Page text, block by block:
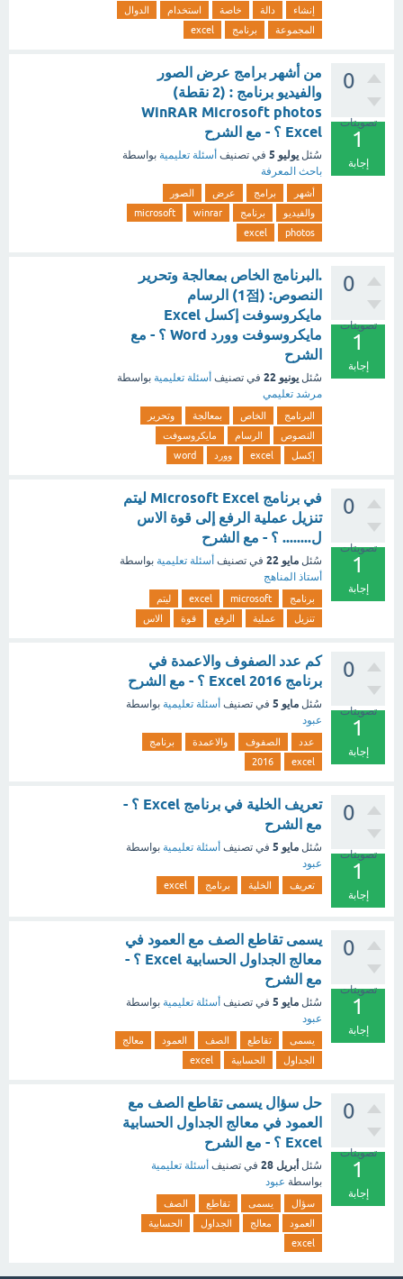
إنشاء
دالة خاصة استخدام
الدوال
المجموعة
برنامج excel
0
تصويتات
1
إجابة
من أشهر برامج عرض الصور
والفيديو برنامج : (2 نقطة)
WinRAR Microsoft photos
Excel ؟ - مع الشرح
سُئل يوليو 5 في تصنيف أسئلة تعليمية بواسطة
باحث المعرفة
أشهر برامج عرض
الصور
والفيديو
برنامج winrar
microsoft
photos
excel
0
تصويتات
1
إجابة
.البرنامج الخاص بمعالجة وتحرير
النصوص: (1점) الرسام
مايكروسوفت إكسل Excel
مايكروسوفت وورد Word ؟ - مع
الشرح
سُئل يونيو 22 في تصنيف أسئلة تعليمية بواسطة
مرشد تعليمي
البرنامج الخاص بمعالجة
وتحرير
النصوص
الرسام
مايكروسوفت
إكسل
excel وورد word
0
تصويتات
1
إجابة
في برنامج Microsoft Excel ليتم
تنزيل عملية الرفع إلى قوة الاس
ل........ ؟ - مع الشرح
سُئل مايو 22 في تصنيف أسئلة تعليمية بواسطة
أستاذ المناهج
برنامج microsoft
excel
ليتم
تنزيل
عملية الرفع قوة الاس
0
تصويتات
1
إجابة
كم عدد الصفوف والاعمدة في
برنامج Excel 2016 ؟ - مع الشرح
سُئل مايو 5 في تصنيف أسئلة تعليمية بواسطة
عبود
عدد الصفوف والاعمدة
برنامج
excel
2016
0
تصويتات
1
إجابة
تعريف الخلية في برنامج Excel ؟ -
مع الشرح
سُئل مايو 5 في تصنيف أسئلة تعليمية بواسطة
عبود
تعريف الخلية برنامج excel
0
تصويتات
1
إجابة
يسمى تقاطع الصف مع العمود في
معالج الجداول الحسابية Excel ؟ -
مع الشرح
سُئل مايو 5 في تصنيف أسئلة تعليمية بواسطة
عبود
يسمى تقاطع الصف العمود
معالج
الجداول
الحسابية excel
0
تصويتات
1
إجابة
حل سؤال يسمى تقاطع الصف مع
العمود في معالج الجداول الحسابية
Excel ؟ - مع الشرح
سُئل أبريل 28 في تصنيف أسئلة تعليمية
بواسطة عبود
سؤال يسمى تقاطع
الصف
العمود
معالج الجداول
الحسابية
excel